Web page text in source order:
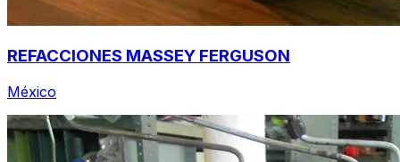
REFACCIONES MASSEY FERGUSON
México